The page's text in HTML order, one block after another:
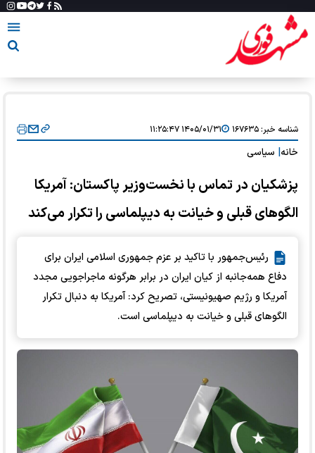
شناسه خبر:۱۶۷۶۳۵ ۱۴۰۵/۰۱/۳۱ ۱۱:۲۵:۴۷
خانه سیاسی
پزشکیان در تماس با نخست‌وزیر پاکستان: آمریکا
الگو‌های قبلی و خیانت به دیپلماسی را تکرار می‌کند
رئیس‌جمهور با تاکید بر عزم جمهوری اسلامی ایران برای
دفاع همه‌جانبه از کیان ایران در برابر هرگونه ماجراجویی مجدد
آمریکا و رژیم صهیونیستی، تصریح کرد: آمریکا به دنبال تکرار
الگو‌های قبلی و خیانت به دیپلماسی است.